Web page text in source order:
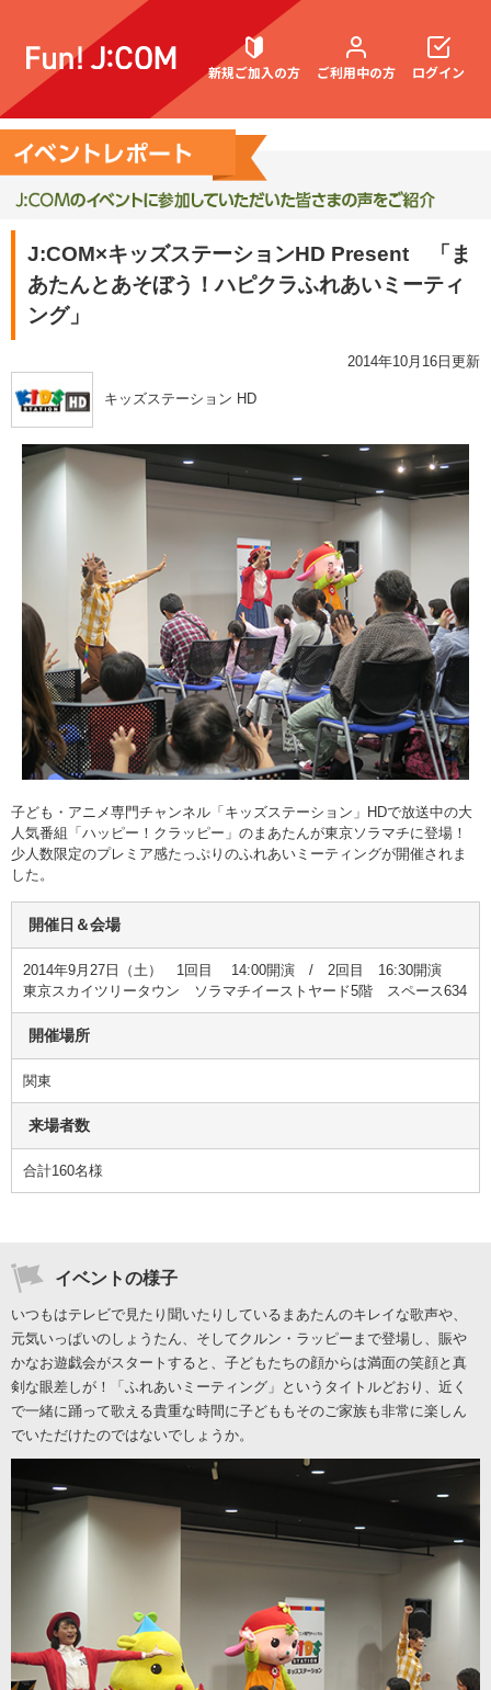
新規ご加入の方 ご利用中の方
契約内容確認・変更
お困りごと解決・よくあるご質問
ログイン
J:COM×キッズステーションHD Present 「ま
あたんとあそぼう！ハピクラふれあいミーティ
ング」
2014年10月16日更新
キッズステーション HD
子ども・アニメ専門チャンネル「キッズステーション」HDで放送中の大
人気番組「ハッピー！クラッピー」のまあたんが東京ソラマチに登場！
少人数限定のプレミア感たっぷりのふれあいミーティングが開催されま
した。
開催日＆会場
2014年9月27日（土） 1回目 14:00開演 / 2回目 16:30開演
東京スカイツリータウン ソラマチイーストヤード5階 スペース634
開催場所
関東
来場者数
合計160名様
イベントの様子
いつもはテレビで見たり聞いたりしているまあたんのキレイな歌声や、
元気いっぱいのしょうたん、そしてクルン・ラッピーまで登場し、賑や
かなお遊戯会がスタートすると、子どもたちの顔からは満面の笑顔と真
剣な眼差しが！「ふれあいミーティング」というタイトルどおり、近く
で一緒に踊って歌える貴重な時間に子どももそのご家族も非常に楽しん
でいただけたのではないでしょうか。